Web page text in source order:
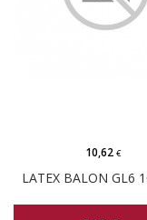
LATEX BALON GL6
10,62 €